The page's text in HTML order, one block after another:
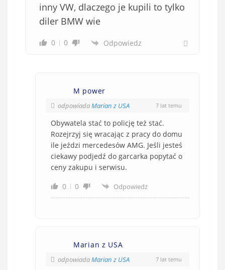
inny VW, dlaczego je kupili to tylko
diler BMW wie
0 0 Odpowiedz
M power
odpowiadaMarian z USA 7 lat temu
Obywatela stać to policję też stać.
Rozejrzyj się wracając z pracy do domu
ile jeździ mercedesów AMG. Jeśli jesteś
ciekawy podjedź do garcarka popytać o
ceny zakupu i serwisu.
0
0 Odpowiedz
Marian z USA
odpowiadaMarian z USA 7 lat temu